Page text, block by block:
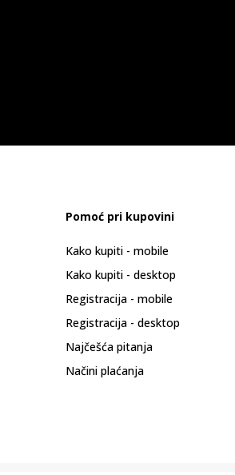
Pomoć pri kupovini
Kako kupiti - mobile
Kako kupiti - desktop
Registracija - mobile
Registracija - desktop
Najčešća pitanja
Načini plaćanja